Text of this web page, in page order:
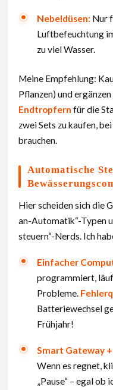
Nebeldüsen: Nur
Luftbefeuchtung
zu viel Wasser.
Meine Empfehlung:
Pflanzen) und
Endtropfern für die
zwei Sets zu kaufen,
brauchen.
Automatische
Hier scheiden sich die
an-Automatik“-Typen
steuern“-Nerds. Ich
Einfacher
programmiert,
Probleme.
Batteriewechsel
Frühjahr!
Smart Gateway
Wenn es regnet,
„Pause“ – egal ob